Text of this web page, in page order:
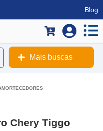
Blog
Mais buscas
Chery Tiggo